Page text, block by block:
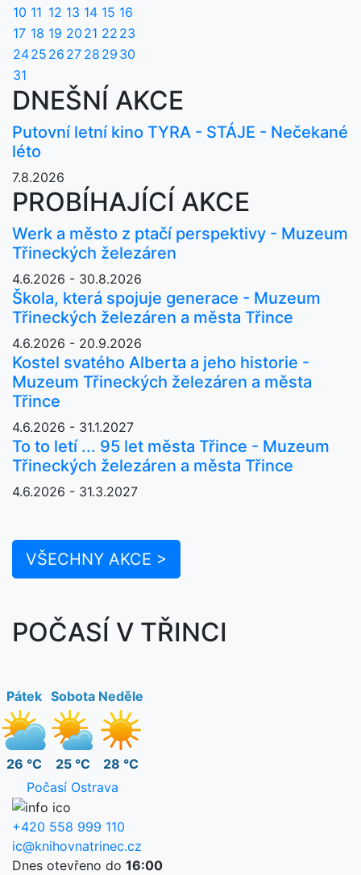
10 11 12 13 14 15 16
17 18 19 20 21 22 23
2425 26 27 28 29 30
31
DNEŠNÍ AKCE
Putovní letní kino TYRA - STÁJE - Nečekané
léto
7.8.2026
PROBÍHAJÍCÍ AKCE
Werk a město z ptačí perspektivy - Muzeum
Třineckých železáren
4.6.2026 - 30.8.2026
Škola, která spojuje generace - Muzeum
Třineckých železáren a města Třince
4.6.2026 - 20.9.2026
Kostel svatého Alberta a jeho historie -
Muzeum Třineckých železáren a města
Třince
4.6.2026 - 31.1.2027
To to letí ... 95 let města Třince - Muzeum
Třineckých železáren a města Třince
4.6.2026 - 31.3.2027
VŠECHNY AKCE >
POČASÍ V TŘINCI
Pátek
26 °C
Sobota
25 °C
Neděle
28 °C
Počasí Ostrava
+420 558 999 110
ic@knihovnatrinec.cz
Dnes otevřeno do 16:00